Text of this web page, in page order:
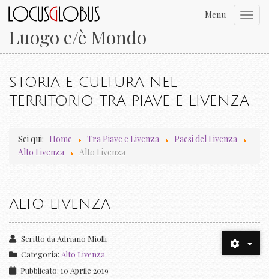
Luogo e/è Mondo
Menu
STORIA E CULTURA NEL
TERRITORIO TRA PIAVE E LIVENZA
Sei qui: Home Tra Piave e Livenza
Paesi del Livenza
Alto Livenza
Alto Livenza
ALTO LIVENZA
Scritto da Adriano Miolli
Categoria: Alto Livenza
Pubblicato: 10 Aprile 2019